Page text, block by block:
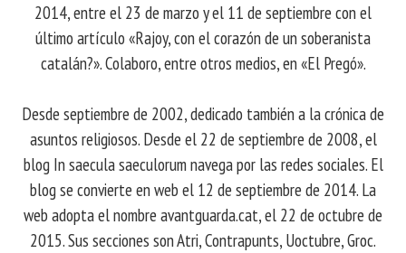
2014, entre el 23 de marzo y el 11 de septiembre con el
último artículo «Rajoy, con el corazón de un soberanista
catalán?». Colaboro, entre otros medios, en «El Pregó».
Desde septiembre de 2002, dedicado también a la crónica de
asuntos religiosos. Desde el 22 de septiembre de 2008, el
blog In saecula saeculorum navega por las redes sociales. El
blog se convierte en web el 12 de septiembre de 2014. La
web adopta el nombre avantguarda.cat, el 22 de octubre de
2015. Sus secciones son Atri, Contrapunts, Uoctubre, Groc.